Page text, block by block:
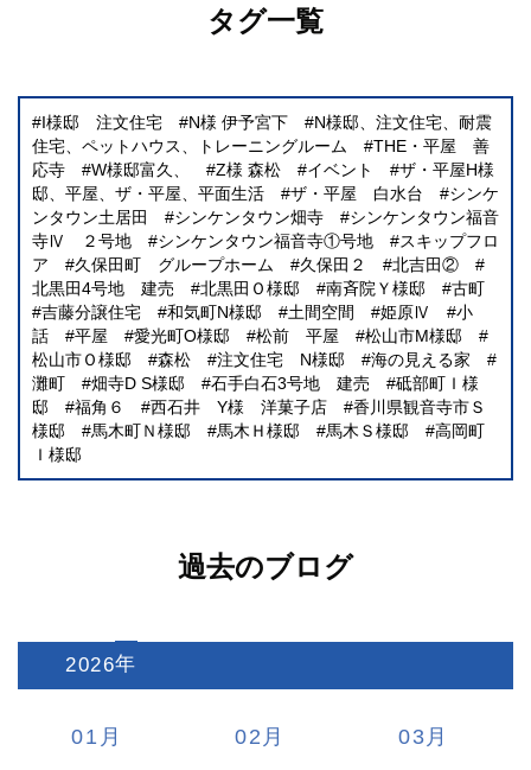
タグ一覧
I様邸 注文住宅 N様 伊予宮下
N様邸、注文住宅、耐震
住宅、ペットハウス、トレーニングルーム
THE・平屋 善
応寺
W様邸富久、 Z様 森松 イベント
ザ・平屋H様
邸、平屋、ザ・平屋、平面生活
ザ・平屋 白水台
シンケ
ンタウン土居田
シンケンタウン畑寺
シンケンタウン福音
寺Ⅳ ２号地
シンケンタウン福音寺①号地
スキップフロ
ア
久保田町 グループホーム 久保田２
北吉田②
北黒田4号地 建売
北黒田Ｏ様邸 南斉院Ｙ様邸
古町
吉藤分譲住宅
和気町N様邸 土間空間 姫原Ⅳ
小
話
平屋 愛光町O様邸 松前 平屋
松山市M様邸
松山市Ｏ様邸
森松 注文住宅 N様邸
海の見える家
灘町
畑寺D S様邸 石手白石3号地 建売
砥部町Ｉ様
邸
福角６ 西石井 Y様 洋菓子店
香川県観音寺市Ｓ
様邸
馬木町Ｎ様邸 馬木Ｈ様邸 馬木Ｓ様邸
高岡町
Ｉ様邸
過去のブログ
2026:
01 02
03